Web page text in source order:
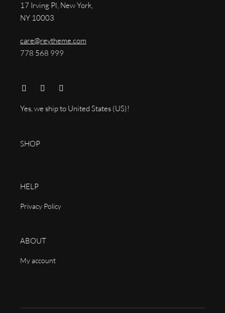
17 Irving Pl, New York,
NY 10003
care@reytheme.com
778 568 999
Yes, we ship to United States (US)!
SHOP
HELP
Privacy Policy
ABOUT
My account